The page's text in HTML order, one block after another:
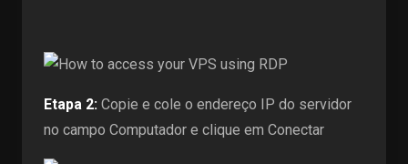
Etapa 2: Copie e cole o endereço IP do servidor
no campo Computador e clique em Conectar